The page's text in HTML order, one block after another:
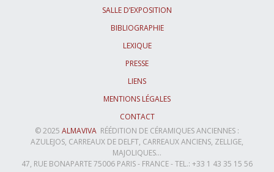
SALLE D’EXPOSITION
BIBLIOGRAPHIE
LEXIQUE
PRESSE
LIENS
MENTIONS LÉGALES
CONTACT
© 2025 ALMAVIVA RÉÉDITION DE CÉRAMIQUES ANCIENNES :
AZULEJOS, CARREAUX DE DELFT, CARREAUX ANCIENS, ZELLIGE,
MAJOLIQUES...
47, RUE BONAPARTE 75006 PARIS - FRANCE - TEL.: +33 1 43 35 15 56